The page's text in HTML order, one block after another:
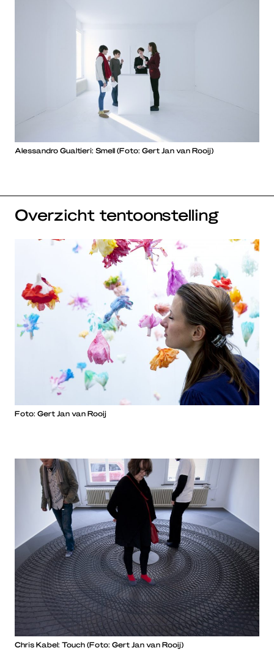
Alessandro Gualtieri: Smell (Foto: Gert Jan van Rooij)
Overzicht tentoonstelling
Foto: Gert Jan van Rooij
Chris Kabel: Touch (Foto: Gert Jan van Rooij)